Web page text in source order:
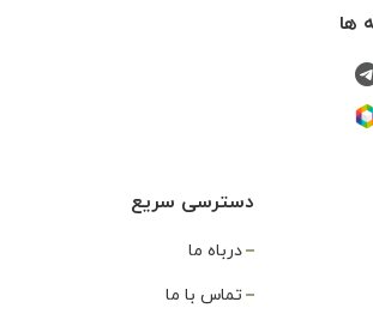
ها
دسترسی سریع
درباه ما
تماس با ما